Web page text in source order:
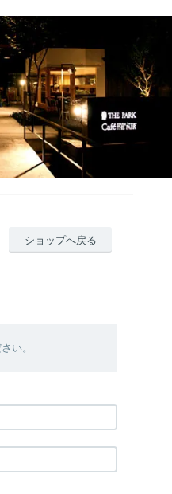
ショップへ戻る
い。